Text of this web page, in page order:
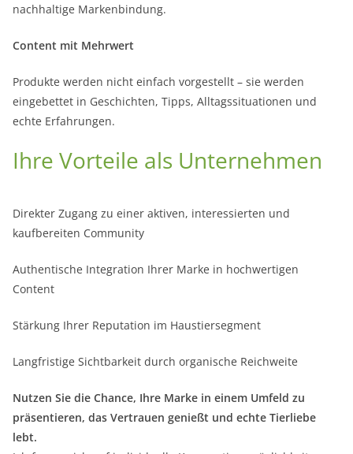
nachhaltige Markenbindung.
Content mit Mehrwert
Produkte werden nicht einfach vorgestellt – sie werden
eingebettet in Geschichten, Tipps, Alltagssituationen und
echte Erfahrungen.
Ihre Vorteile als Unternehmen
Direkter Zugang zu einer aktiven, interessierten und
kaufbereiten Community
Authentische Integration Ihrer Marke in hochwertigen
Content
Stärkung Ihrer Reputation im Haustiersegment
Langfristige Sichtbarkeit durch organische Reichweite
Nutzen Sie die Chance, Ihre Marke in einem Umfeld zu
präsentieren, das Vertrauen genießt und echte Tierliebe
lebt.